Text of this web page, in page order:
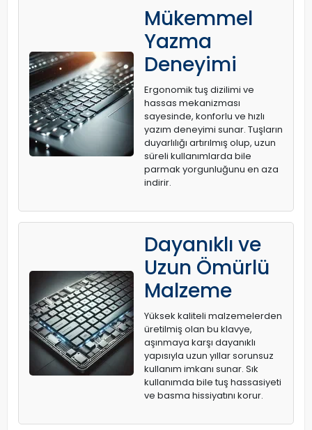
Mükemmel
Yazma
Deneyimi
Ergonomik tuş dizilimi ve
hassas mekanizması
sayesinde, konforlu ve hızlı
yazım deneyimi sunar. Tuşların
duyarlılığı artırılmış olup, uzun
süreli kullanımlarda bile
parmak yorgunluğunu en aza
indirir.
Dayanıklı ve
Uzun Ömürlü
Malzeme
Yüksek kaliteli malzemelerden
üretilmiş olan bu klavye,
aşınmaya karşı dayanıklı
yapısıyla uzun yıllar sorunsuz
kullanım imkanı sunar. Sık
kullanımda bile tuş hassasiyeti
ve basma hissiyatını korur.